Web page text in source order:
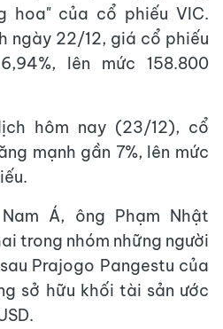
hoa" của cổ phiếu VIC.
ngày 22/12, giá cổ phiếu
lên mức 158.800
hôm nay (23/12), cổ
mạnh gần 7%, lên mức
Á, ông Phạm Nhật
trong nhóm những người
Prajogo Pangestu của
sở hữu khối tài sản ước